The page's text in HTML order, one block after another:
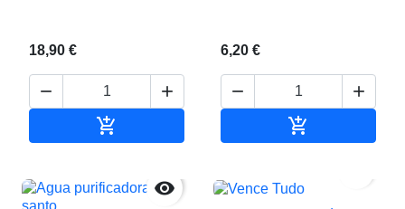
18,90 €
 

6,20 €
 

